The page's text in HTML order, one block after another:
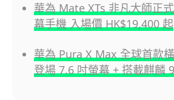
華為 Mate XTs 非凡大師正
幕手機 入場價 HK$19,400 起
華為 Pura X Max 全球首款
登場 7.6 吋螢幕 + 搭載麒麟